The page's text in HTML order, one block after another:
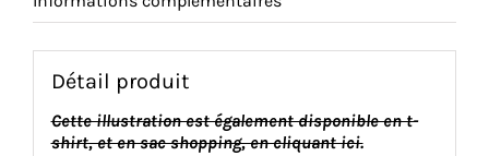
Effet
Détail produit
Cette illustration est également disponible en t-
shirt, et en sac shopping, en cliquant ici.